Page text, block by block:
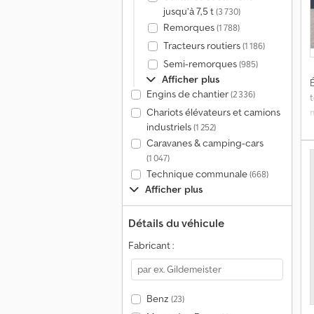
jusqu’à 7,5 t(3 730)
Remorques(1 788)
Tracteurs routiers(1 186)
Semi-remorques(985)
Afficher plus
Engins de chantier(2 336)
Chariots élévateurs et camions
industriels(1 252)
Caravanes & camping-cars
(1 047)
Technique communale(668)
Afficher plus
Détails du véhicule
Fabricant :
Benz (23)